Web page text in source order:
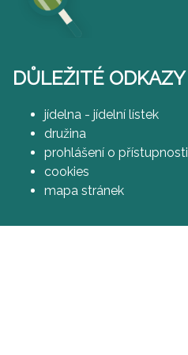
DŮLEŽITÉ ODKAZY
jídelna - jídelní lístek
družina
prohlášení o přístupnosti
cookies
mapa stránek